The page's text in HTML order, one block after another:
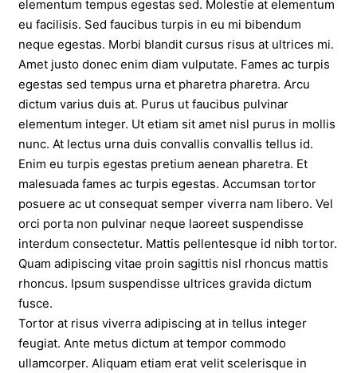
elementum tempus egestas sed. Molestie at elementum
eu facilisis. Sed faucibus turpis in eu mi bibendum
neque egestas. Morbi blandit cursus risus at ultrices mi.
Amet justo donec enim diam vulputate. Fames ac turpis
egestas sed tempus urna et pharetra pharetra. Arcu
dictum varius duis at. Purus ut faucibus pulvinar
elementum integer. Ut etiam sit amet nisl purus in mollis
nunc. At lectus urna duis convallis convallis tellus id.
Enim eu turpis egestas pretium aenean pharetra. Et
malesuada fames ac turpis egestas. Accumsan tortor
posuere ac ut consequat semper viverra nam libero. Vel
orci porta non pulvinar neque laoreet suspendisse
interdum consectetur. Mattis pellentesque id nibh tortor.
Quam adipiscing vitae proin sagittis nisl rhoncus mattis
rhoncus. Ipsum suspendisse ultrices gravida dictum
fusce.
Tortor at risus viverra adipiscing at in tellus integer
feugiat. Ante metus dictum at tempor commodo
ullamcorper. Aliquam etiam erat velit scelerisque in